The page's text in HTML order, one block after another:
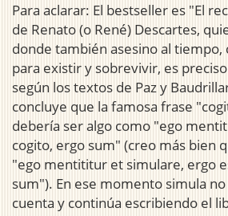
Para aclarar: El bestseller es "El
de Renato (o René) Descartes,
donde también asesino al
para existir y sobrevivir, es
según los textos de Paz y
concluye que la famosa frase
debería ser algo como "ego
cogito, ergo sum" (creo más bien
"ego mentititur et simulare, ergo
sum"). En ese momento simula
cuenta y continúa escribiendo el